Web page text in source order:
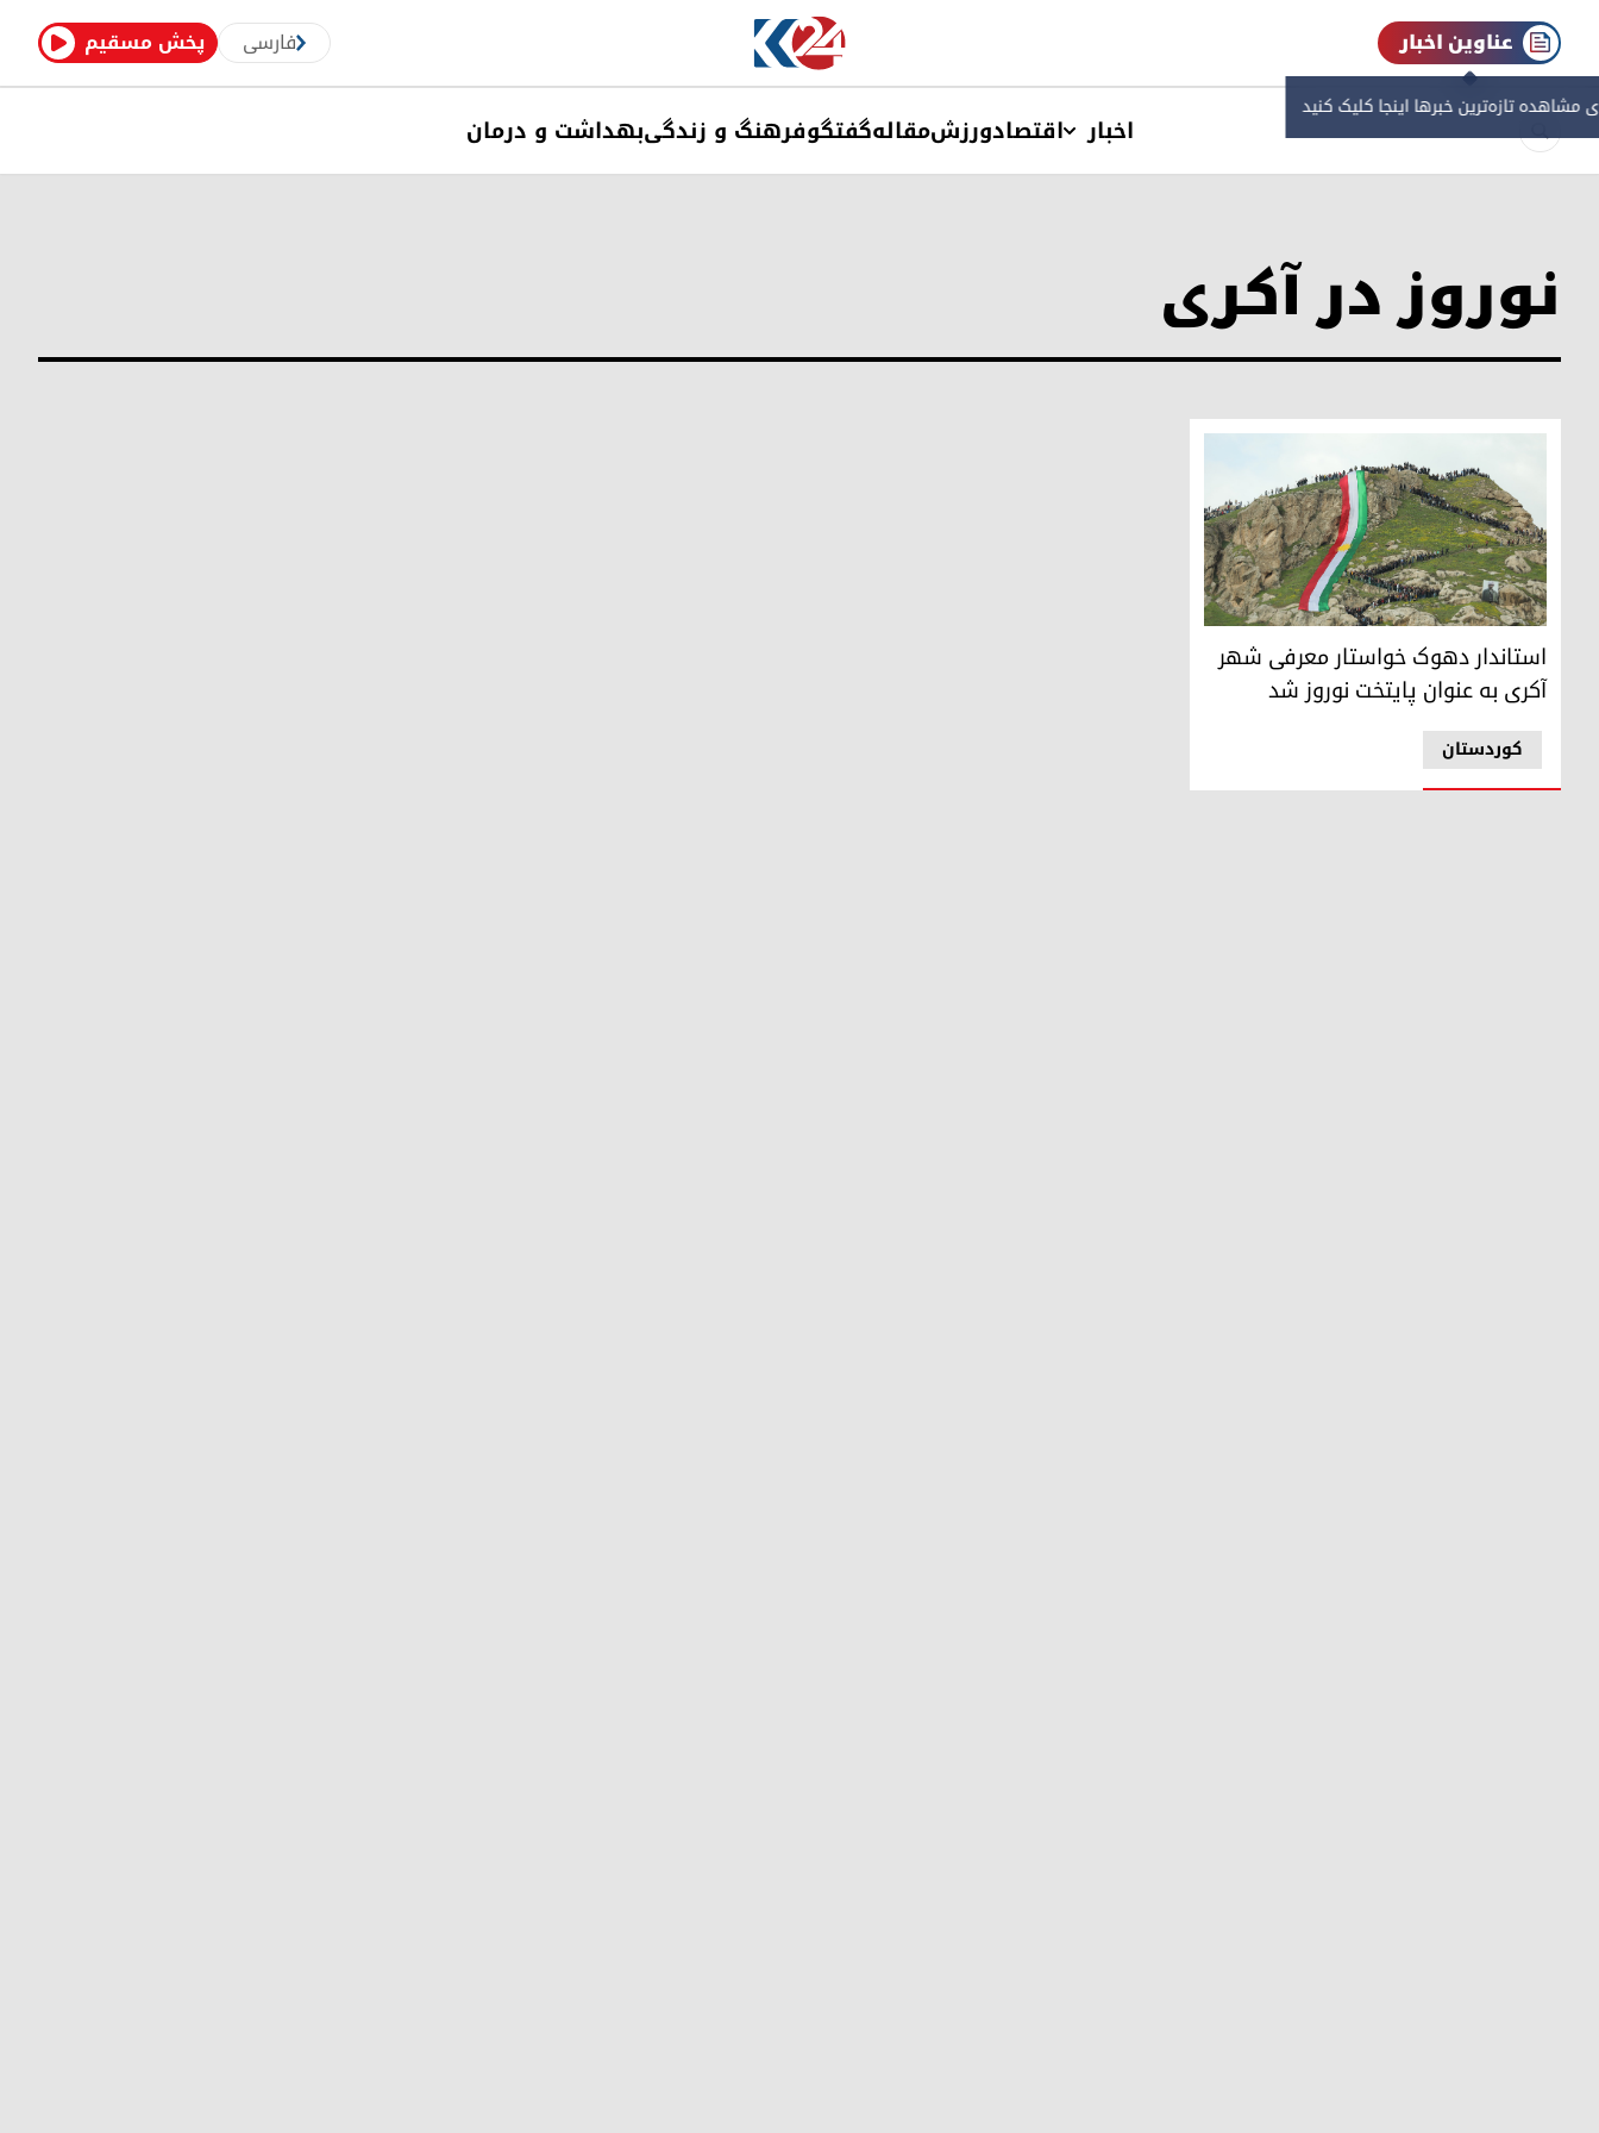
پخش مسقیم فارسی عناوین اخبار
مشاهده‌ تازه‌ترین خبرها اینجا کلیک کنید
اخبار اقتصادورزشمقالهگفتگوفرهنگ و زندگیبهداشت و درمان
نوروز در آکری
تصویری از مراسم نوروز آکری
کوردستان
استاندار دهوک خواستار معرفی شهر
آکری به عنوان پایتخت نوروز شد